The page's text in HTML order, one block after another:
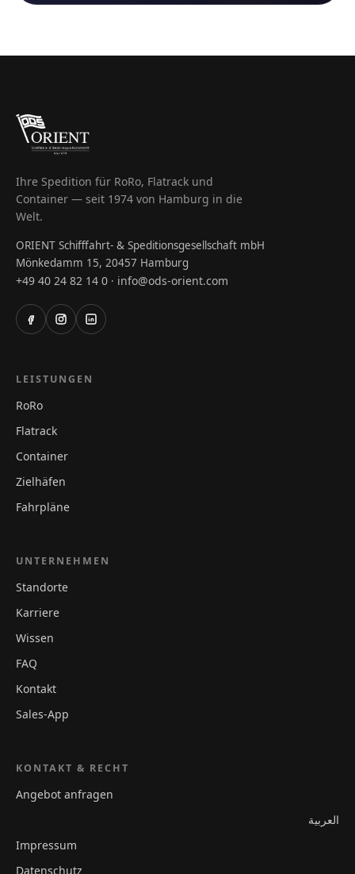
Ihre Spedition für RoRo, Flatrack und
Container — seit 1974 von Hamburg in die
Welt.
ORIENT Schifffahrt- & Speditionsgesellschaft mbH
Mönkedamm 15, 20457 Hamburg
+49 40 24 82 14 0 · info@ods-orient.com
LEISTUNGEN
RoRo
Flatrack
Container
Zielhäfen
Fahrpläne
UNTERNEHMEN
Standorte
Karriere
Wissen
FAQ
Kontakt
Sales-App
KONTAKT & RECHT
Angebot anfragen
العربية
Impressum
Datenschutz